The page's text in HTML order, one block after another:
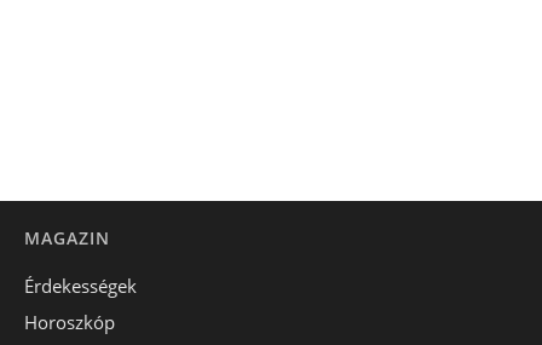
MAGAZIN
Érdekességek
Horoszkóp